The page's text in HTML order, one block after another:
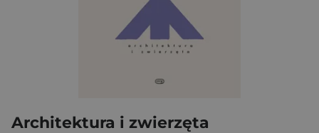
Architektura i zwierzęta